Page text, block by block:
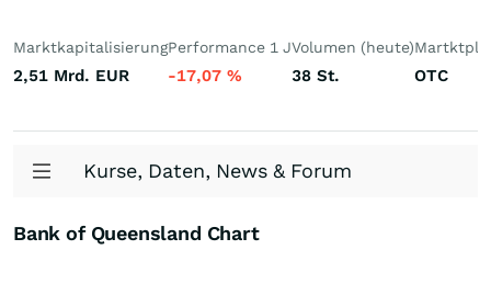
Marktkapitalisierung
2,51 Mrd. EUR
Performance 1 J
-17,07 %
Volumen (heute)
38 St. OTC
Kurse, Daten, News & Forum
Bank of Queensland Chart